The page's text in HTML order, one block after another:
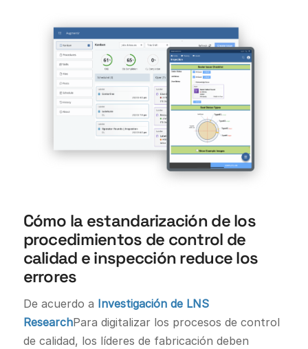
Cómo la estandarización de los
procedimientos de control de
calidad e inspección reduce los
errores
De acuerdo a Investigación de LNS
ResearchPara digitalizar los procesos de control
de calidad, los líderes de fabricación deben